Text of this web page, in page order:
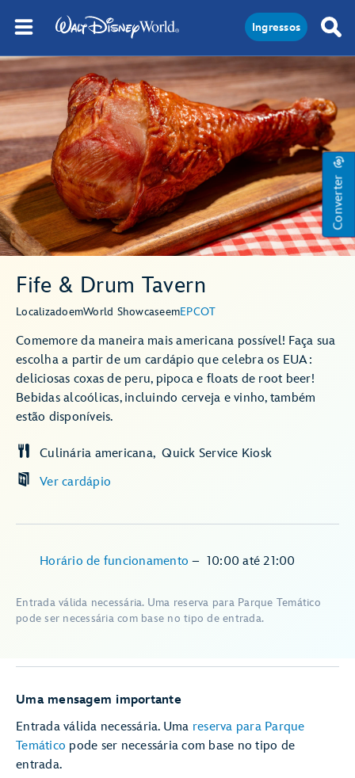
Ingressos
Converter
Fife & Drum Tavern
LocalizadoemWorld ShowcaseemEPCOT
Comemore da maneira mais americana possível! Faça sua
escolha a partir de um cardápio que celebra os EUA:
deliciosas coxas de peru, pipoca e floats de root beer!
Bebidas alcoólicas, incluindo cerveja e vinho, também
estão disponíveis.
Ver cardápio
Culinária americana Quick Service Kiosk
Horário de funcionamento– 10:00 até 21:00
Entrada válida necessária. Uma reserva para Parque Temático
pode ser necessária com base no tipo de entrada.
Uma mensagem importante
Entrada válida necessária. Uma reserva para Parque
Temático pode ser necessária com base no tipo de
entrada.